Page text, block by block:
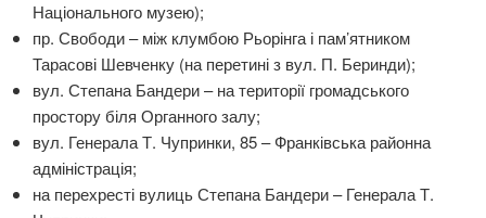
Національного музею);
пр. Свободи – між клумбою Рьорінга і пам’ятником
Тарасові Шевченку (на перетині з вул. П. Беринди);
вул. Степана Бандери – на території громадського
простору біля Органного залу;
вул. Генерала Т. Чупринки, 85 – Франківська районна
адміністрація;
на перехресті вулиць Степана Бандери – Генерала Т.